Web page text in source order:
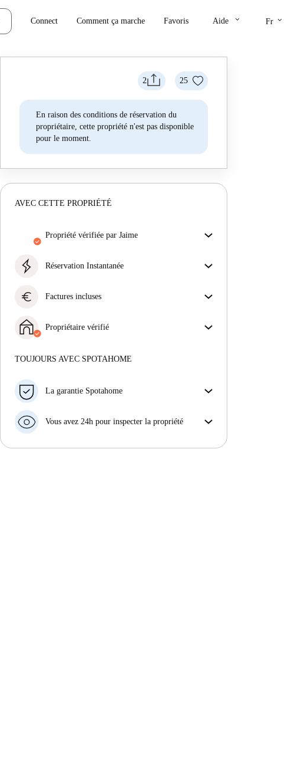
Connect Comment ça marche Favoris Aide keyboard_arrow_down Fr keyboard_arrow_down
2 25
En raison des conditions de réservation du
propriétaire, cette propriété n'est pas disponible
pour le moment.
AVEC CETTE PROPRIÉTÉ
propriété vérifiée par Jaime
s'assurer que vous obtenez exactement ce que vous
En savoir plus sur la vérification
Réservation Instantanée
acceptée immédiatement si elle satisfait les
euro Factures incluses
incluses, couvrant le loyer et les services pour une
expérience de location sans tracas.
Propriétaire vérifié
Plus d'informations sur ce propriétaire
TOUJOURS AVEC SPOTAHOME
La garantie Spotahome
préavis, nous allons soit (A) vous payer une chambre
soit (B) vous rembourser en totalité.
Vous avez 24h pour inspecter la propriété